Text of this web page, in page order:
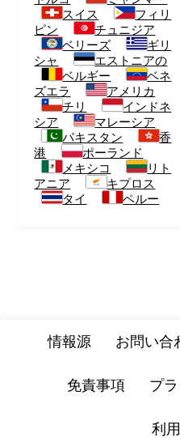
スイス
フィリ
ピン
チュニジア
ベリーズ
ギリ
シャ
エストニアの
ベルギー
ベネ
ズエラ
アメリカ
チリ
インドネ
シア
マレーシア
パキスタン
香
港
ポーランド
メキシコ
リト
アニア
キプロス
タイ
ペルー
情報源 お問い合
免責事項 プ
利